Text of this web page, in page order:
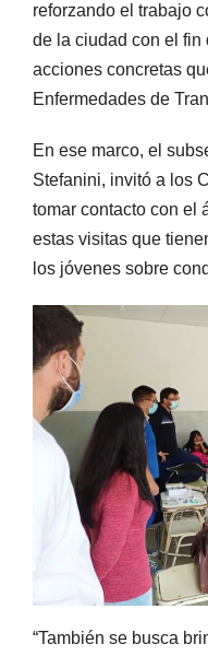
reforzando el trabajo
de la ciudad con el fin
acciones concretas
Enfermedades de
En ese marco, el
Stefanini, invitó a los
tomar contacto con el
estas visitas que
los jóvenes sobre
“También se busca